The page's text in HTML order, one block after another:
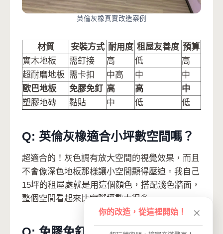
英倫灰橡真實改造案例
材質 安裝方式 耐用度 租屋友善度 預算
實木地板
需釘接 高 低
高
超耐磨地板 需卡扣 中高 中
中
歐巴地板
免膠免釘 高 高
中
塑膠地磚
黏貼 中 低 低
Q: 英倫灰橡適合小坪數空間嗎？
超適合的！灰色調有放大空間的視覺效果，而且
不會像深色地板那樣讓小空間顯得壓迫。我自己
15坪的租屋處就是用這個顏色，搭配淺色牆面，
整個空間看起來比實際坪數大很多。
你的改造，從這裡開始！ ✕